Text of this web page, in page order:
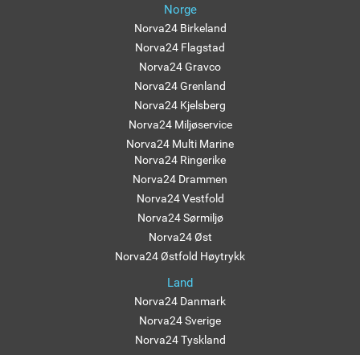
Norge
Norva24 Birkeland
Norva24 Flagstad
Norva24 Gravco
Norva24 Grenland
Norva24 Kjelsberg
Norva24 Miljøservice
Norva24 Multi Marine
Norva24 Ringerike
Norva24 Drammen
Norva24 Vestfold
Norva24 Sørmiljø
Norva24 Øst
Norva24 Østfold Høytrykk
Land
Norva24 Danmark
Norva24 Sverige
Norva24 Tyskland